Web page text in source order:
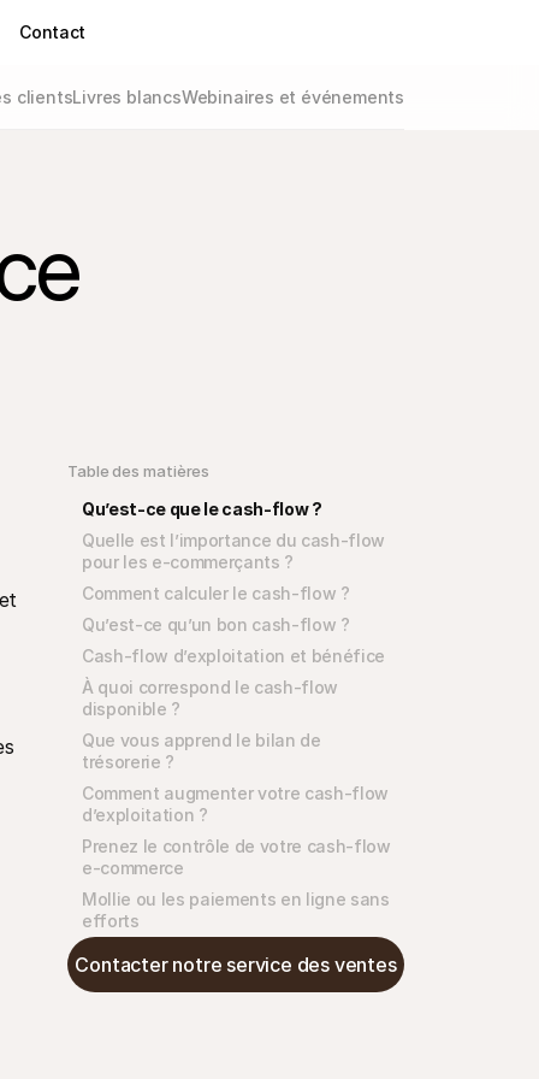
Contact
clientsLivres blancsWebinaires et événements
Table des matières
Qu’est-ce que le cash-flow ?
Quelle est l’importance du cash-flow
pour les e-commerçants ?
Comment calculer le cash-flow ?
Qu’est-ce qu’un bon cash-flow ?
Cash-flow d’exploitation et bénéfice
À quoi correspond le cash-flow
disponible ?
Que vous apprend le bilan de
trésorerie ?
Comment augmenter votre cash-flow
d’exploitation ?
Prenez le contrôle de votre cash-flow
e-commerce
Mollie ou les paiements en ligne sans
efforts
Contacter notre service des ventes